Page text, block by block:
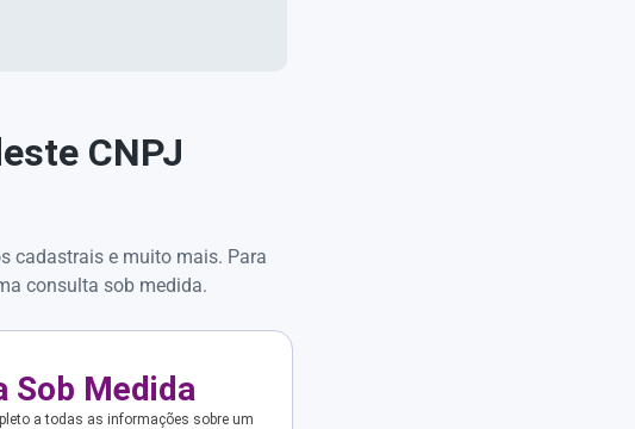
CNPJ
cadastrais e muito mais. Para
consulta sob medida.
Sob Medida
a todas as informações sobre um